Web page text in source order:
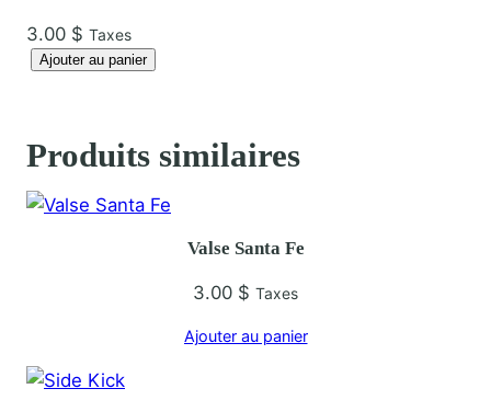
3.00 $ Taxes
n
i
a
Ajouter au panier
Produits similaires
Valse Santa Fe
3.00 $ Taxes
Ajouter au panier